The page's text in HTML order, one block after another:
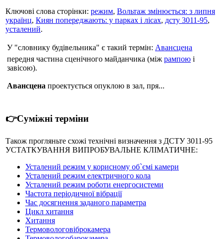
Ключові слова сторінки: режим, Вольтаж змінюється: з липня
українц, Киян попереджають: у парках і лісах, дсту 3011-95,
усталений.
У "словнику будівельника" є такий термін: Авансцена
передня частина сценічного майданчика (між рампою і
завісою).
Авансцена проектується опуклою в зал, пря...
👉Суміжні терміни
Також прогляньте схожі технічні визначення з ДСТУ 3011-95
УСТАТКУВАННЯ ВИПРОБУВАЛЬНЕ КЛІМАТИЧНЕ:
Усталений режим у корисному об`ємі камери
Усталений режим електричного кола
Усталений режим роботи енергосистеми
Частота періодичної вібрації
Час досягнення заданого параметра
Цикл хитання
Хитання
Термовологовіброкамера